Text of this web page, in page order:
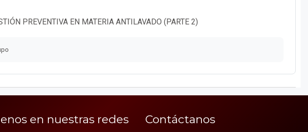
PREVENTIVA EN MATERIA ANTILAVADO (PARTE 2)
en nuestras redes Contáctanos